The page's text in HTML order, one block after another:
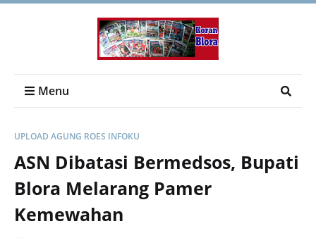
Menu
UPLOAD AGUNG ROES INFOKU
ASN Dibatasi Bermedsos, Bupati
Blora Melarang Pamer
Kemewahan